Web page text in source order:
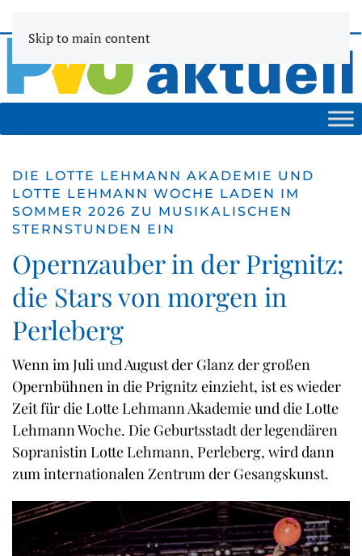
Skip to main content
DIE LOTTE LEHMANN AKADEMIE UND
LOTTE LEHMANN WOCHE LADEN IM
SOMMER 2026 ZU MUSIKALISCHEN
STERNSTUNDEN EIN
Opernzauber in der Prignitz:
die Stars von morgen in
Perleberg
Wenn im Juli und August der Glanz der großen
Opernbühnen in die Prignitz einzieht, ist es wieder
Zeit für die Lotte Lehmann Akademie und die Lotte
Lehmann Woche. Die Geburtsstadt der legendären
Sopranistin Lotte Lehmann, Perleberg, wird dann
zum internationalen Zentrum der Gesangskunst.